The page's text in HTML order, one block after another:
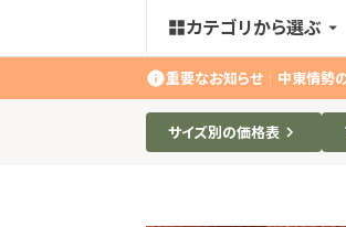
カテゴリから選ぶ
重要なお知らせ 中東情勢
サイズ別の価格表